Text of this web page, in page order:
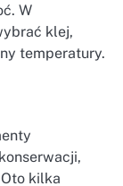
W
klej,
temperatury.
kilka